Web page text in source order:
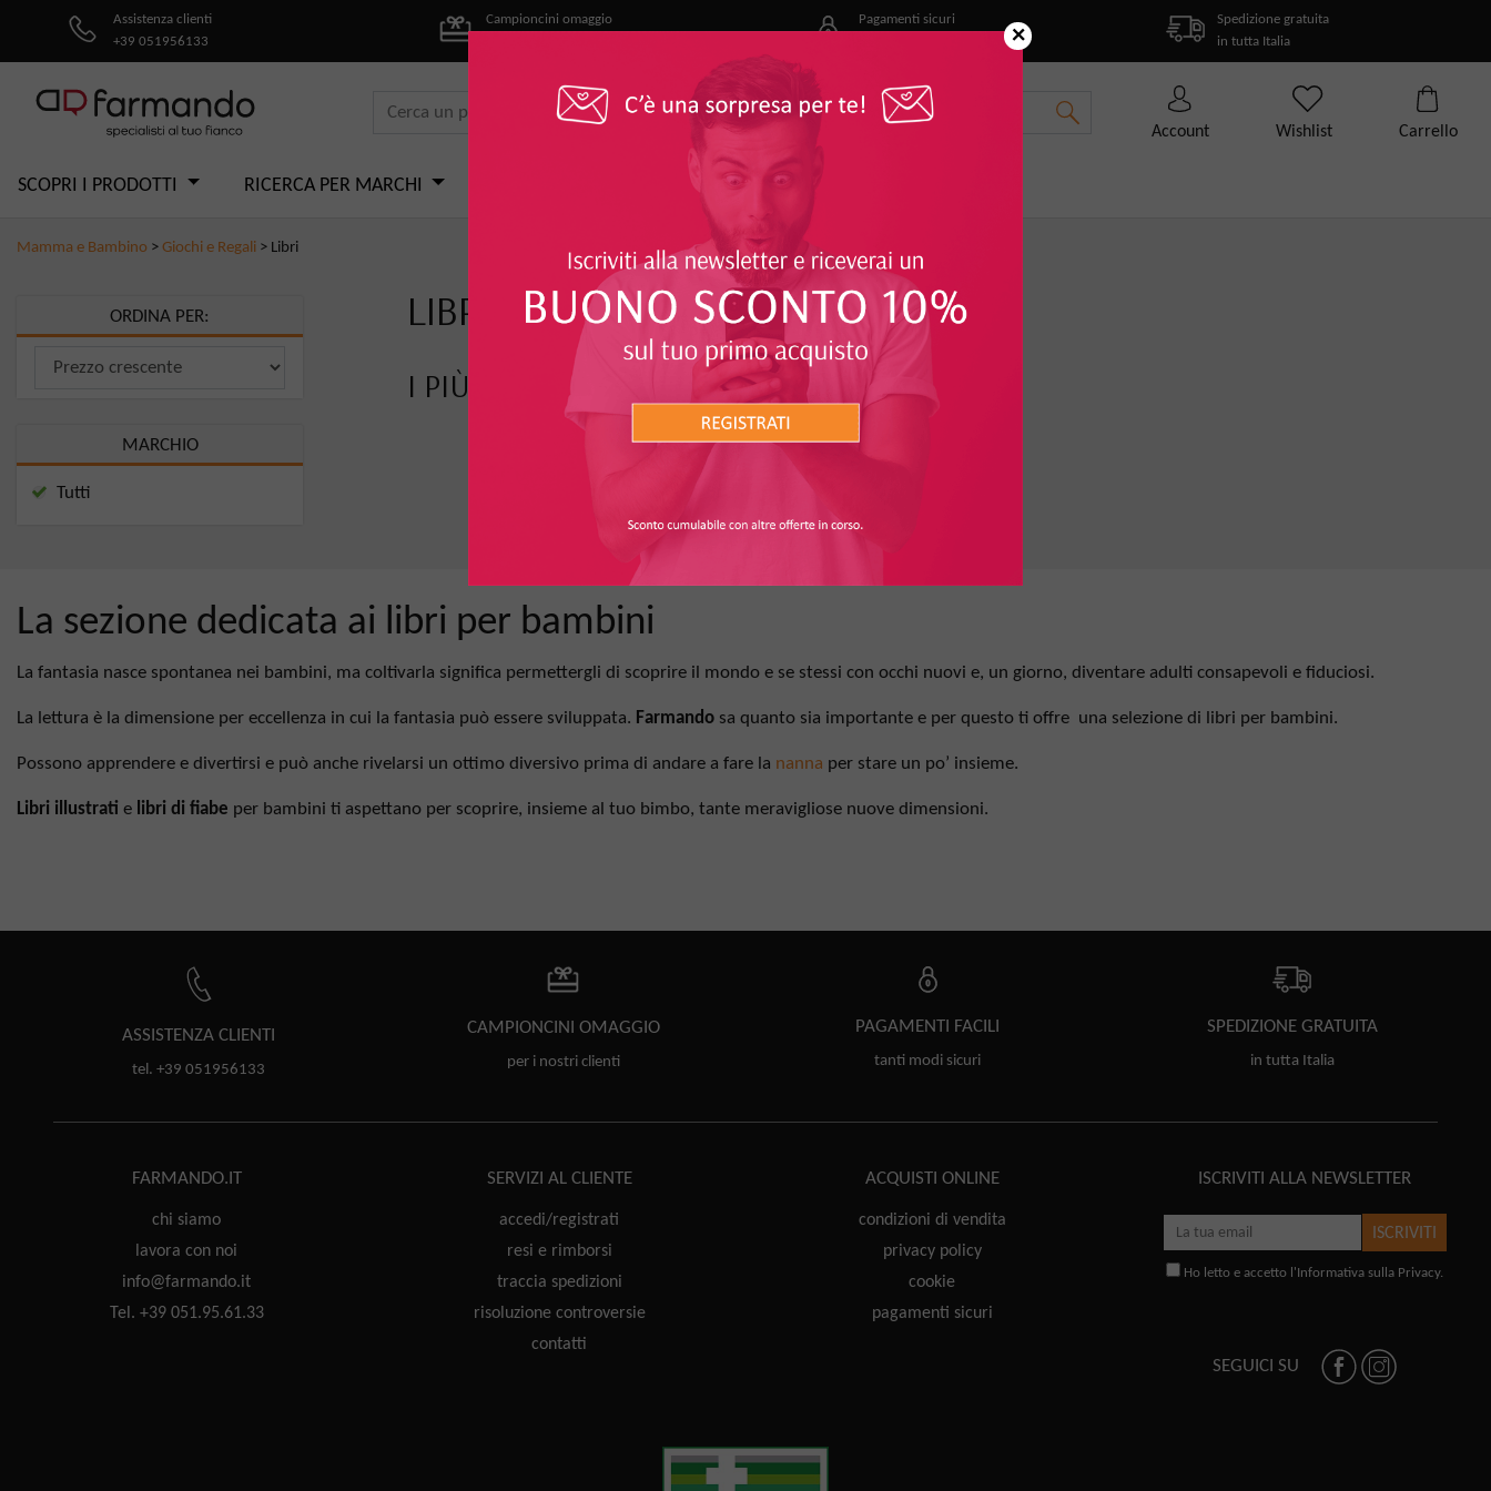
Assistenza clienti
+39 051956133
Campioncini omaggio
Pagamenti sicuri
Spedizione gratuita
in tutta Italia
Account Wishlist Carrello
SCOPRI I PRODOTTI RICERCA PER MARCHI PROTEGGITI SOLARI
Mamma e Bambino > Giochi e Regali > Libri
ORDINA PER:
MARCHIO
Tutti
LIBRI
I PIÙ RICHIESTI
La sezione dedicata ai libri per bambini
La fantasia nasce spontanea nei bambini, ma coltivarla significa permettergli di scoprire il mondo e se stessi con occhi nuovi e, un giorno, diventare adulti consapevoli e fiduciosi.
La lettura è la dimensione per eccellenza in cui la fantasia può essere sviluppata. Farmando sa quanto sia importante e per questo ti offre una selezione di libri per bambini.
Possono apprendere e divertirsi e può anche rivelarsi un ottimo diversivo prima di andare a fare la nanna per stare un po’ insieme.
Libri illustrati e libri di fiabe per bambini ti aspettano per scoprire, insieme al tuo bimbo, tante meravigliose nuove dimensioni.
ASSISTENZA CLIENTI
tel. +39 051956133
CAMPIONCINI OMAGGIO
per i nostri clienti
PAGAMENTI FACILI
tanti modi sicuri
SPEDIZIONEGRATUITA
in tutta Italia
FARMANDO.IT
chi siamo
lavora con noi
info@farmando.it
Tel. +39 051.95.61.33
SERVIZI AL CLIENTE
accedi/registrati
resi e rimborsi
traccia spedizioni
risoluzione controversie
contatti
ACQUISTI ONLINE
condizioni di vendita
privacy policy
cookie
pagamenti sicuri
ISCRIVITI ALLA NEWSLETTER
ISCRIVITI
Ho letto e accetto l' Informativa sulla Privacy.
SEGUICI SU
×